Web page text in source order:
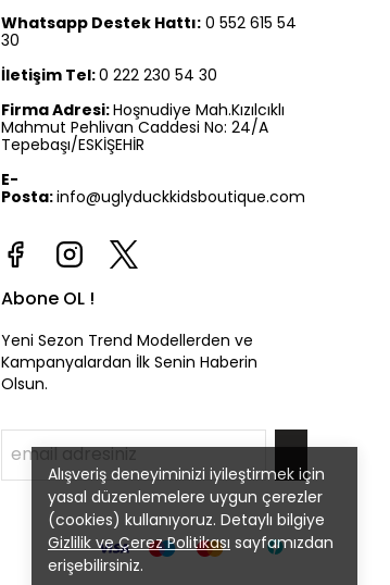
Alışveriş deneyiminizi iyileştirmek için
yasal düzenlemelere uygun çerezler
(cookies) kullanıyoruz. Detaylı bilgiye
Gizlilik ve Çerez Politikası sayfamızdan
erişebilirsiniz.
Whatsapp Destek Hattı: 0 552 615 54
30
İletişim Tel:0 222 230 54 30
Firma Adresi:Hoşnudiye Mah.Kızılcıklı
Mahmut Pehlivan Caddesi No: 24/A
Tepebaşı/ESKİŞEHİR
E-
Posta:info@uglyduckkidsboutique.com
Abone OL !
Yeni Sezon Trend Modellerden ve
Kampanyalardan İlk Senin Haberin
Olsun.